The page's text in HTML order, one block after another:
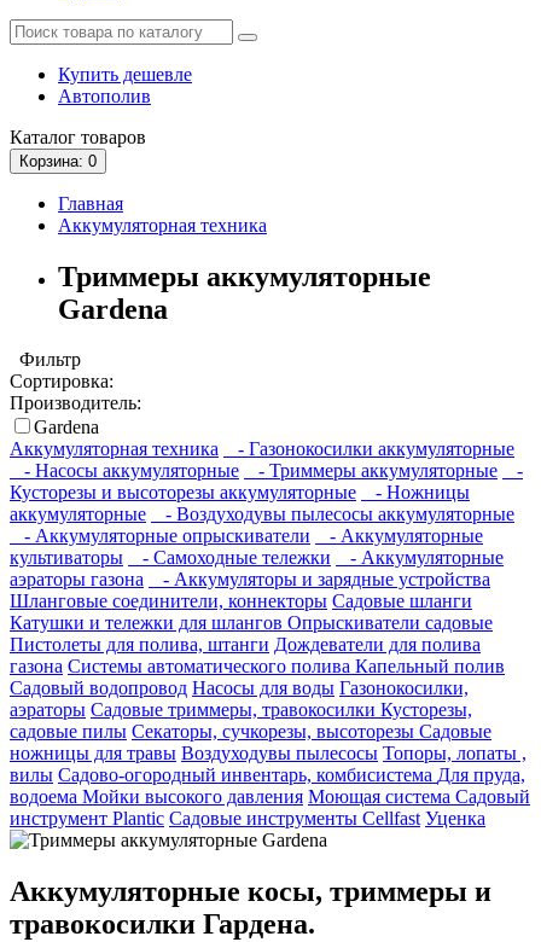
Купить дешевле
Автополив
Каталог товаров
Корзина: 0
Главная
Аккумуляторная техника
Триммеры аккумуляторные
Gardena
Фильтр
Сортировка:
Производитель:
Gardena
Аккумуляторная техника
- Газонокосилки аккумуляторные
- Насосы аккумуляторные
- Триммеры аккумуляторные
-
Кусторезы и высоторезы аккумуляторные
- Ножницы
аккумуляторные
- Воздуходувы пылесосы аккумуляторные
- Аккумуляторные опрыскиватели
- Аккумуляторные
культиваторы
- Самоходные тележки
- Аккумуляторные
аэраторы газона
- Аккумуляторы и зарядные устройства
Шланговые соединители, коннекторы Садовые шланги
Катушки и тележки для шлангов Опрыскиватели садовые
Пистолеты для полива, штанги Дождеватели для полива
газона Системы автоматического полива Капельный полив
Садовый водопровод Насосы для воды Газонокосилки,
аэраторы Садовые триммеры, травокосилки Кусторезы,
садовые пилы Секаторы, сучкорезы, высоторезы Садовые
ножницы для травы Воздуходувы пылесосы Топоры, лопаты ,
вилы Садово-огородный инвентарь, комбисистема Для пруда,
водоема Мойки высокого давления Моющая система Садовый
инструмент Plantic Садовые инструменты Cellfast Уценка
Аккумуляторные косы, триммеры и
травокосилки Гардена.